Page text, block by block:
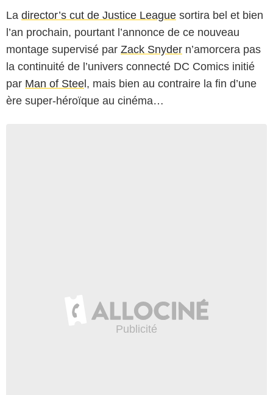
La director’s cut de Justice League sortira bel et bien
l’an prochain, pourtant l’annonce de ce nouveau
montage supervisé par Zack Snyder n’amorcera pas
la continuité de l’univers connecté DC Comics initié
par Man of Steel, mais bien au contraire la fin d’une
ère super-héroïque au cinéma…